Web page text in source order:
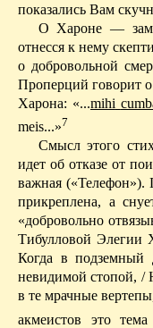
показались Вам
О Хароне —
отнесся к нему
о добровольной
Проперций говорит
Харона: «...mihi
meis...»7
Смысл этого
идет об отказе от
важная («Телефон»).
прикреплена, а
«добровольно
Тибулловой Элегии
Когда в подземный
невидимой стопой, /
в те мрачные
акмеистов это